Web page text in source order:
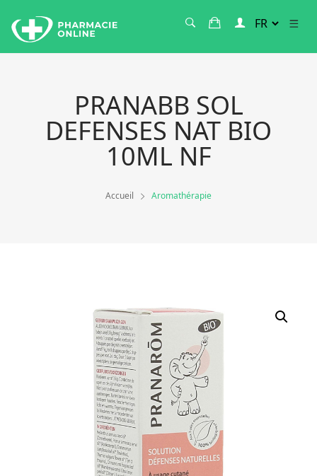
PRANABB SOL
DEFENSES NAT BIO
10ML NF
Accueil Aromathérapie